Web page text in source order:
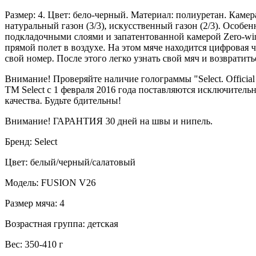
Размер: 4. Цвет: бело-черный. Материал: полиуретан.
натуральный газон (3/3), искусственный газон (2/3).
подкладочными слоями и запатентованной камерой Zero-
прямой полет в воздухе. На этом мяче находится
свой номер. После этого легко узнать свой мяч и
Внимание! Проверяйте наличие голограммы "Select. Official
ТМ Select с 1 февраля 2016 года поставляются
качества. Будьте бдительны!
Внимание! ГАРАНТИЯ 30 дней на швы и нипель.
Бренд: Select
Цвет: белый/черный/салатовый
Модель: FUSION V26
Размер мяча: 4
Возрастная группа: детская
Вес: 350-410 г